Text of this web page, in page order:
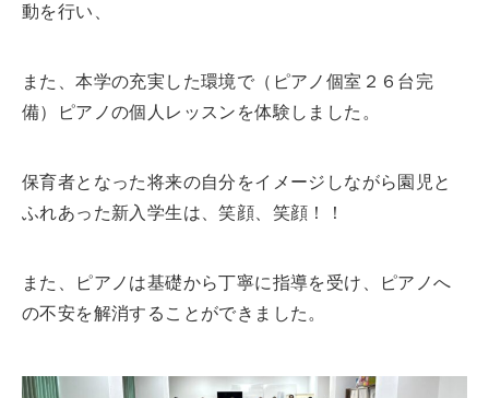
教育課程
入試情報
ニュース
オープンキャンパス
動を行い、
また、本学の充実した環境で（ピアノ個室２６台完
備）ピアノの個人レッスンを体験しました。
保育者となった将来の自分をイメージしながら園児と
ふれあった新入学生は、笑顔、笑顔！！
また、ピアノは基礎から丁寧に指導を受け、ピアノへ
の不安を解消することができました。